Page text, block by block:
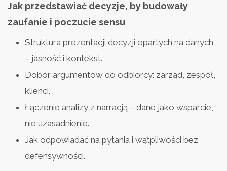
Jak przedstawiać decyzje, by budowały
zaufanie i poczucie sensu
Struktura prezentacji decyzji opartych na danych
– jasność i kontekst.
Dobór argumentów do odbiorcy: zarząd, zespół,
klienci.
Łączenie analizy z narracją – dane jako wsparcie,
nie uzasadnienie.
Jak odpowiadać na pytania i wątpliwości bez
defensywności.